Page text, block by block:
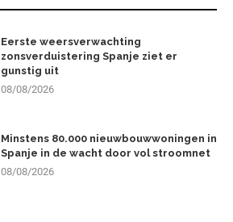
Eerste weersverwachting
zonsverduistering Spanje ziet er
gunstig uit
08/08/2026
Minstens 80.000 nieuwbouwwoningen in
Spanje in de wacht door vol stroomnet
08/08/2026